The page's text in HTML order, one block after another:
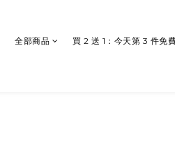
全部商品 買 2 送 1：今天第 3 件免